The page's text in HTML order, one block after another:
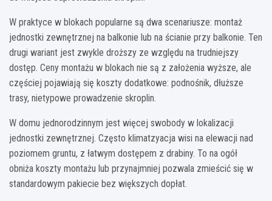
W praktyce w blokach popularne są dwa scenariusze: montaż
jednostki zewnętrznej na balkonie lub na ścianie przy balkonie. Ten
drugi wariant jest zwykle droższy ze względu na trudniejszy
dostęp. Ceny montażu w blokach nie są z założenia wyższe, ale
częściej pojawiają się koszty dodatkowe: podnośnik, dłuższe
trasy, nietypowe prowadzenie skroplin.
W domu jednorodzinnym jest więcej swobody w lokalizacji
jednostki zewnętrznej. Często klimatzyacja wisi na elewacji nad
poziomem gruntu, z łatwym dostępem z drabiny. To na ogół
obniża koszty montażu lub przynajmniej pozwala zmieścić się w
standardowym pakiecie bez większych dopłat.